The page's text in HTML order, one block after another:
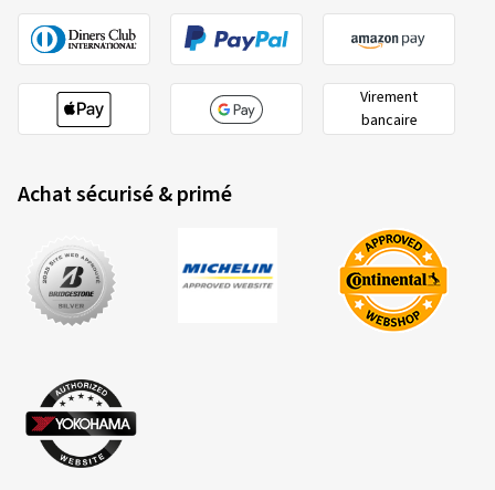
Virement
bancaire
Achat sécurisé & primé